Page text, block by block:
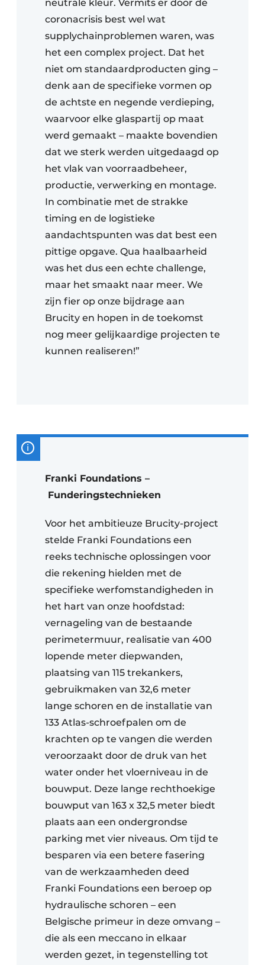
neutrale kleur. Vermits er door de
coronacrisis best wel wat
supplychainproblemen waren, was
het een complex project. Dat het
niet om standaardproducten ging –
denk aan de specifieke vormen op
de achtste en negende verdieping,
waarvoor elke glaspartij op maat
werd gemaakt – maakte bovendien
dat we sterk werden uitgedaagd op
het vlak van voorraadbeheer,
productie, verwerking en montage.
In combinatie met de strakke
timing en de logistieke
aandachtspunten was dat best een
pittige opgave. Qua haalbaarheid
was het dus een echte challenge,
maar het smaakt naar meer. We
zijn fier op onze bijdrage aan
Brucity en hopen in de toekomst
nog meer gelijkaardige projecten te
kunnen realiseren!”
Franki Foundations –
Funderingstechnieken
Voor het ambitieuze Brucity-project
stelde Franki Foundations een
reeks technische oplossingen voor
die rekening hielden met de
specifieke werfomstandigheden in
het hart van onze hoofdstad:
vernageling van de bestaande
perimetermuur, realisatie van 400
lopende meter diepwanden,
plaatsing van 115 trekankers,
gebruikmaken van 32,6 meter
lange schoren en de installatie van
133 Atlas-schroefpalen om de
krachten op te vangen die werden
veroorzaakt door de druk van het
water onder het vloerniveau in de
bouwput. Deze lange rechthoekige
bouwput van 163 x 32,5 meter biedt
plaats aan een ondergrondse
parking met vier niveaus. Om tijd te
besparen via een betere fasering
van de werkzaamheden deed
Franki Foundations een beroep op
hydraulische schoren – een
Belgische primeur in deze omvang –
die als een meccano in elkaar
werden gezet, in tegenstelling tot